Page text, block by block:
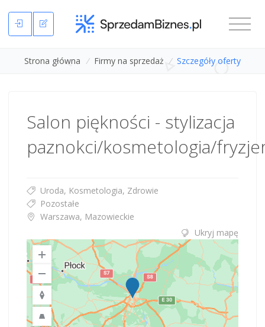
Strona główna / Firmy na sprzedaż / Szczegóły oferty
Salon piękności - stylizacja
paznokci/kosmetologia/
Uroda, Kosmetologia, Zdrowie
Pozostałe
Warszawa, Mazowieckie
Ukryj mapę